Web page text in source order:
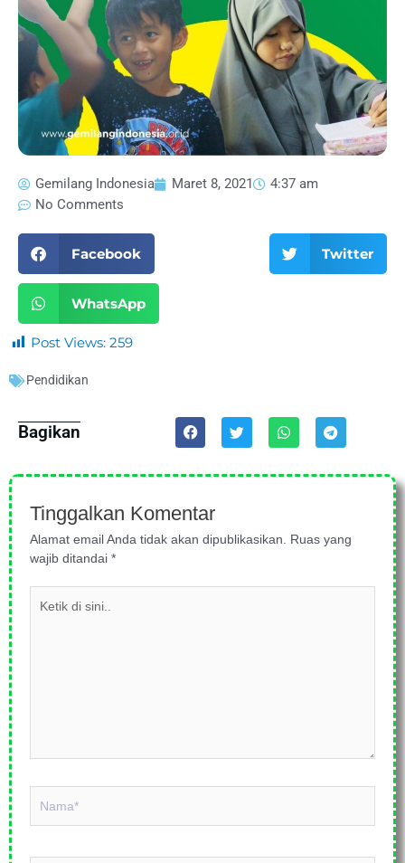
Gemilang Indonesia Maret 8, 2021
4:37 am
No Comments
Facebook Twitter
WhatsApp
Post Views: 259
Pendidikan
Bagikan
Tinggalkan Komentar
Alamat email Anda tidak akan dipublikasikan.
Ruas yang
wajib ditandai *